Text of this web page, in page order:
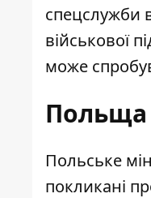
спецслужби
військової
може
Польща
Польське
покликані